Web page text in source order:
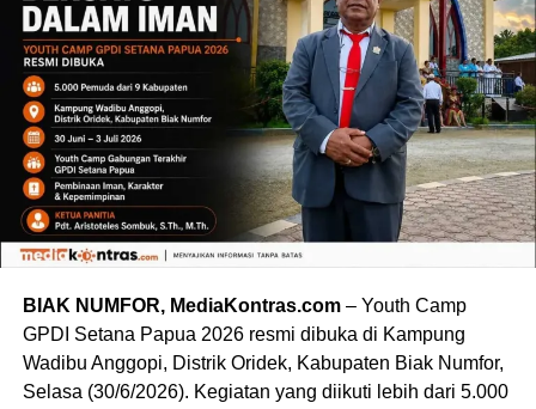
BIAK NUMFOR, MediaKontras.com– Youth Camp
GPDI Setana Papua 2026 resmi dibuka di Kampung
Wadibu Anggopi, Distrik Oridek, Kabupaten Biak Numfor,
Selasa (30/6/2026). Kegiatan yang diikuti lebih dari 5.000